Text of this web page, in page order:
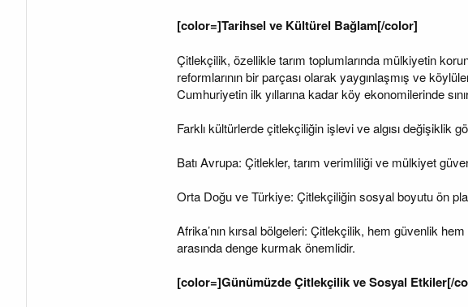
[color=]Tarihsel ve Kültürel Bağlam[/color]
Çitlekçilik, özellikle tarım toplumlarında mülkiyetin
reformlarının bir parçası olarak yaygınlaşmış ve
Cumhuriyetin ilk yıllarına kadar köy ekonomilerinde
Farklı kültürlerde çitlekçiliğin işlevi ve algısı değişiklik
Batı Avrupa: Çitlekler, tarım verimliliği ve mülkiyet
Orta Doğu ve Türkiye: Çitlekçiliğin sosyal boyutu ön
Afrika’nın kırsal bölgeleri: Çitlekçilik, hem güvenlik
arasında denge kurmak önemlidir.
[color=]Günümüzde Çitlekçilik ve Sosyal Etkiler[/